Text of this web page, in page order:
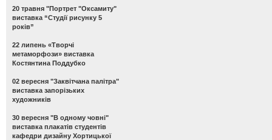
20 травня "Портрет "Оксамиту"
виставка “Студії рисунку 5
років”
22 липень «Творчі
метаморфози» виставка
Костянтина Поддубко
02 вересня "Заквітчана палітра"
виставка запорізьких
художників
30 вересня "В одному човні"
виставка плакатів студентів
кафедри дизайну Хортицької